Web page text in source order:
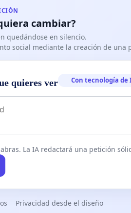
cambiar?
quedándose en silencio.
social mediante la creación de una
quieres ver Con tecnología de
La IA redactará una petición
Privacidad desde el diseño